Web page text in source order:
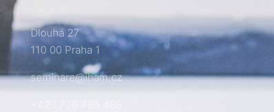
Dlouhá 27
110 00 Praha 1
seminare@iham.cz